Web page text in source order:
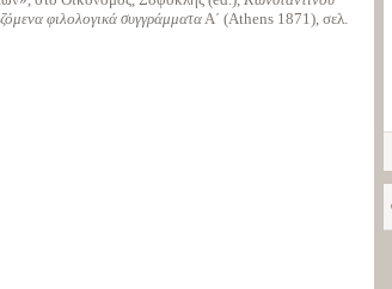
φιλολογικά συγγράμματαΑ΄ (Athens 1871), σελ.